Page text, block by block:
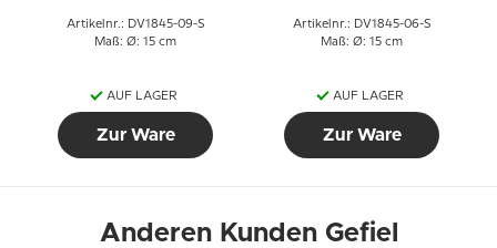
Artikelnr.: DV1845-09-S
Maß: Ø: 15 cm
AUF LAGER
Zur Ware
Artikelnr.: DV1845-06-S
Maß: Ø: 15 cm
AUF LAGER
Zur Ware
Anderen Kunden Gefiel